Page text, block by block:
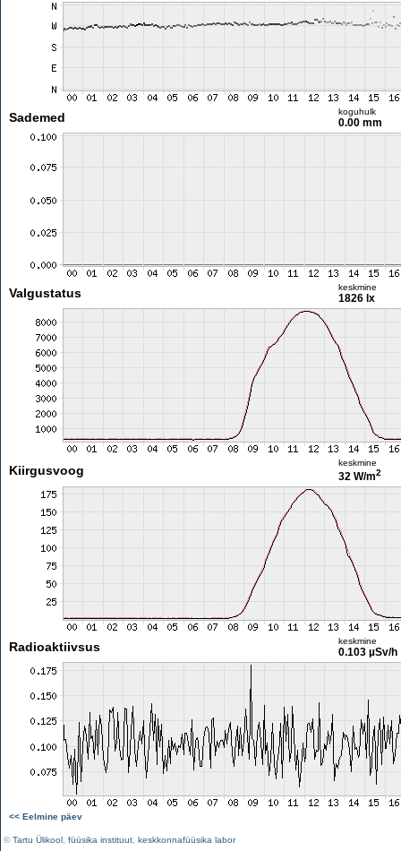
Sademed koguhulk
0.00 mm
Valgustatus keskmine
1826 lx
Kiirgusvoog
keskmine
32 W/m2
Radioaktiivsus keskmine
0.103 µSv/h
<< Eelmine päev
©Tartu Ülikool füüsika instituut keskkonnafüüsika labor